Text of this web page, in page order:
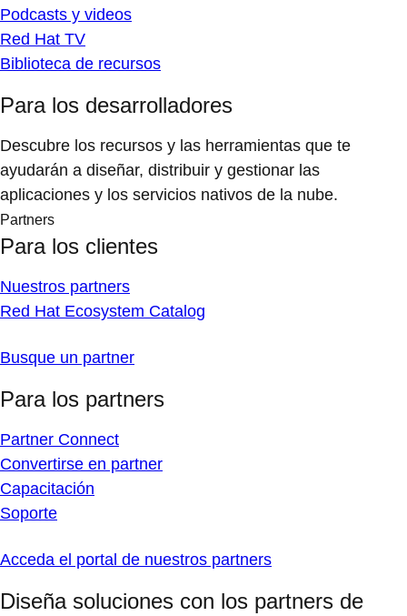
Podcasts y videos
Red Hat TV
Biblioteca de recursos
Para los desarrolladores
Descubre los recursos y las herramientas que te
ayudarán a diseñar, distribuir y gestionar las
aplicaciones y los servicios nativos de la nube.
Partners
Para los clientes
Nuestros partners
Red Hat Ecosystem Catalog
Busque un partner
Para los partners
Partner Connect
Convertirse en partner
Capacitación
Soporte
Acceda el portal de nuestros partners
Diseña soluciones con los partners de